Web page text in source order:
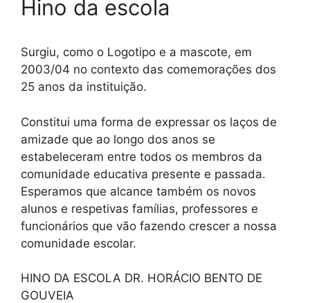
Hino da escola
Surgiu, como o Logotipo e a mascote, em
2003/04 no contexto das comemorações dos
25 anos da instituição.
Constitui uma forma de expressar os laços de
amizade que ao longo dos anos se
estabeleceram entre todos os membros da
comunidade educativa presente e passada.
Esperamos que alcance também os novos
alunos e respetivas famílias, professores e
funcionários que vão fazendo crescer a nossa
comunidade escolar.
HINO DA ESCOLA DR. HORÁCIO BENTO DE
GOUVEIA